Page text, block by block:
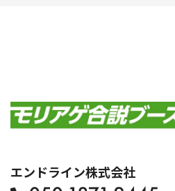
エンドライン株式会社